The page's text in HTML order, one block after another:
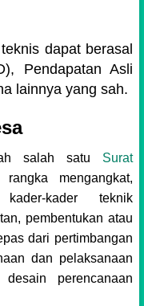
dapat berasal
Pendapatan Asli
lainnya yang sah.
salah satu Surat
mengangkat,
kader teknik
pembentukan atau
dari pertimbangan
dan pelaksanaan
desain perencanaan